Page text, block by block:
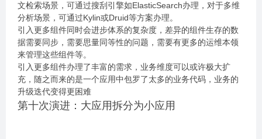
文检索场景，可通过搜刮引擎如ElasticSearch办理，对于多维
分析场景，可通过Kylin或Druid等方案办理。
引入更多组件同时会进步体系的复杂度，差异的组件生存的数
据需要同步，需要思量同等性的问题，需要有更多的运维本领
来管理这些组件等。
引入更多组件办理了丰富的需求，业务维度可以或许极大扩
充，随之而来的是一个应用中包罗了太多的业务代码，业务的
升级迭代变得更困难
第十次演进：大应用拆分为小应用